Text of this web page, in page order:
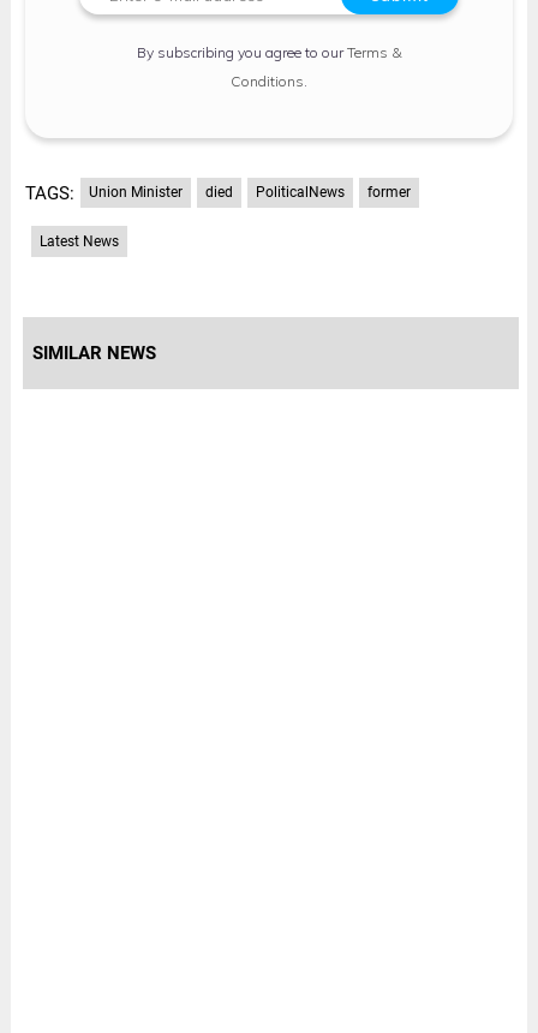
By subscribing you agree to ourTerms &
Conditions
TAGS: Union Minister died PoliticalNews former
Latest News
SIMILAR NEWS